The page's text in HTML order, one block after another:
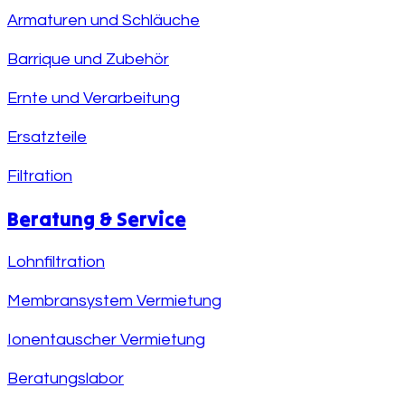
Armaturen und Schläuche
Barrique und Zubehör
Ernte und Verarbeitung
Ersatzteile
Filtration
Beratung & Service
Lohnfiltration
Membransystem Vermietung
Ionentauscher Vermietung
Beratungslabor